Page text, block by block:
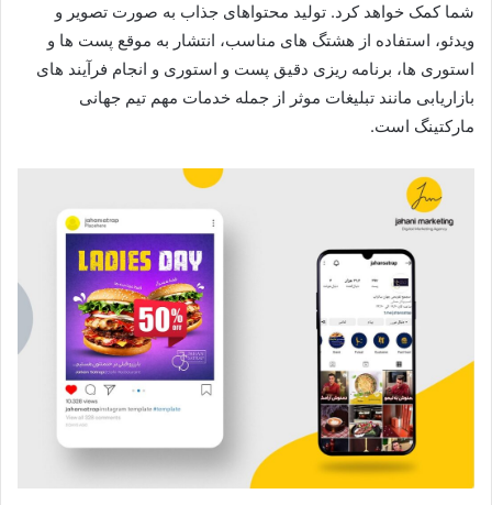
شما کمک خواهد کرد. تولید محتواهای جذاب به صورت تصویر و
ویدئو، استفاده از هشتگ های مناسب، انتشار به موقع پست ها و
استوری ها، برنامه ریزی دقیق پست و استوری و انجام فرآیند های
بازاریابی مانند تبلیغات موثر از جمله خدمات مهم تیم جهانی
مارکتینگ است.